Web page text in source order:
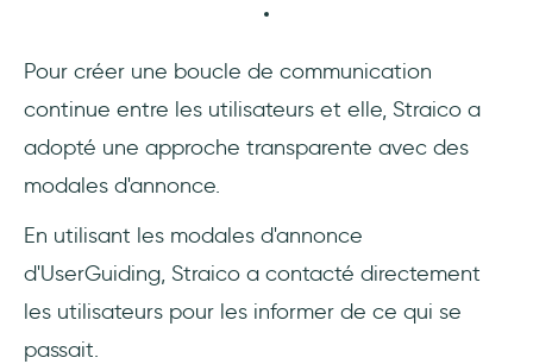
Pour créer une boucle de communication
continue entre les utilisateurs et elle, Straico a
adopté une approche transparente avec des
modales d'annonce.
En utilisant les modales d'annonce
d'UserGuiding, Straico a contacté directement
les utilisateurs pour les informer de ce qui se
passait.